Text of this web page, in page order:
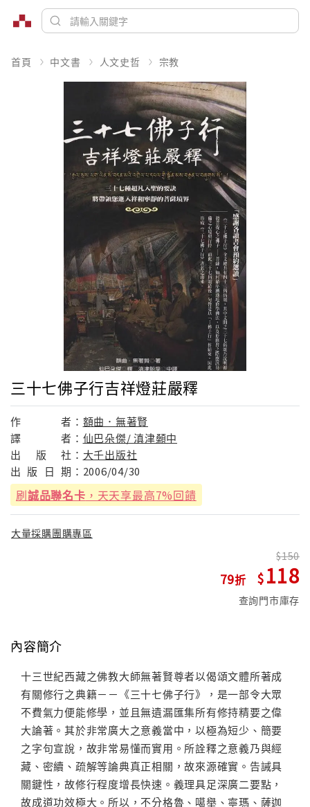
首頁 中文書 人文史哲 宗教
三十七佛子行吉祥燈莊嚴釋
作 者： 額曲．無著賢
譯
者： 仙巴朵傑/ 滇津顙中
出
版 社： 大千出版社
出 版 日 期： 2006/04/30
刷誠品聯名卡 ，天天享最高7%回饋
大量採購團購專區
79
150
118
查詢門市庫存
內容簡介
十三世紀西藏之佛教大師無著賢尊者以偈頌文體所著成
有關修行之典籍－－《三十七佛子行》，是一部令大眾
不費氣力便能修學，並且無遺漏匯集所有修持精要之偉
大論著。其於非常廣大之意義當中，以極為短少、簡要
之字句宣說，故非常易懂而實用。所詮釋之意義乃與經
藏、密續、疏解等論典真正相關，故來源確實。告誡具
關鍵性，故修行程度增長快速。義理具足深廣二要點，
故成道功效極大。所以，不分格魯、噶舉、寧瑪、薩迦